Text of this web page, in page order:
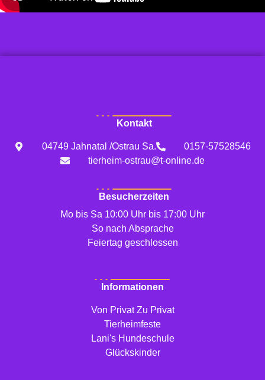
Kontakt
04749 Jahnatal /Ostrau Sa.
0157-57528546
tierheim-ostrau@t-online.de
Besucherzeiten
Mo bis Sa 10:00 Uhr bis 17:00 Uhr
So nach Absprache
Feiertag geschlossen
Informationen
Von Privat Zu Privat
Tierheimfeste
Lani's Hundeschule
Glückskinder